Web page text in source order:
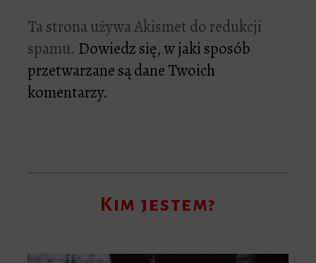
Ta strona używa Akismet do redukcji
spamu. Dowiedz się, w jaki sposób
przetwarzane są dane Twoich
komentarzy.
Kim jestem?